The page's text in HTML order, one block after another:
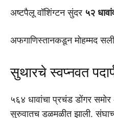
अष्टपैलू वॉशिंग्टन सुंदर ५२
अफगाणिस्तानकडून मोहम्मद
सुथारचे स्वप्नवत
५६४ धावांचा प्रचंड डोंगर
सुरुवातच डळमळीत झाली.